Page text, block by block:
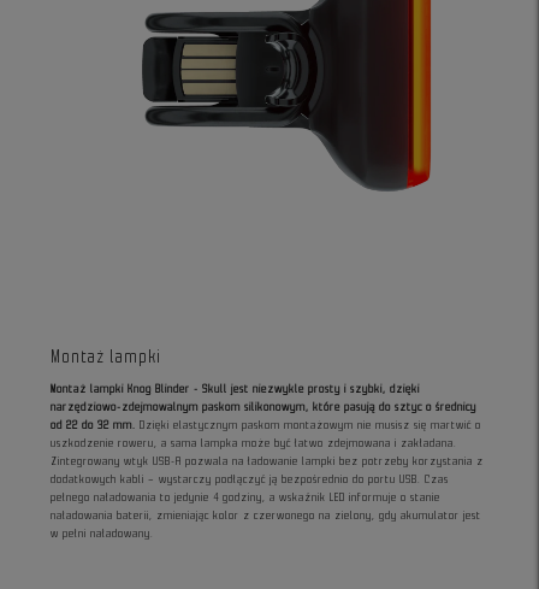
Montaż lampki
Montaż lampki Knog Blinder - Skull jest niezwykle prosty i szybki, dzięki
narzędziowo-zdejmowalnym paskom silikonowym, które pasują do sztyc o średnicy
od 22 do 32 mm. Dzięki elastycznym paskom montażowym nie musisz się martwić o
uszkodzenie roweru, a sama lampka może być łatwo zdejmowana i zakładana.
Zintegrowany wtyk USB-A pozwala na ładowanie lampki bez potrzeby korzystania z
dodatkowych kabli – wystarczy podłączyć ją bezpośrednio do portu USB. Czas
pełnego naładowania to jedynie 4 godziny, a wskaźnik LED informuje o stanie
naładowania baterii, zmieniając kolor z czerwonego na zielony, gdy akumulator jest
w pełni naładowany.